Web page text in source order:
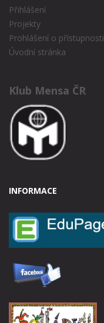
Přihlášení
Projekty
Prohlášení o přístupnosti
Úvodní stránka
Klub Mensa ČR
INFORMACE